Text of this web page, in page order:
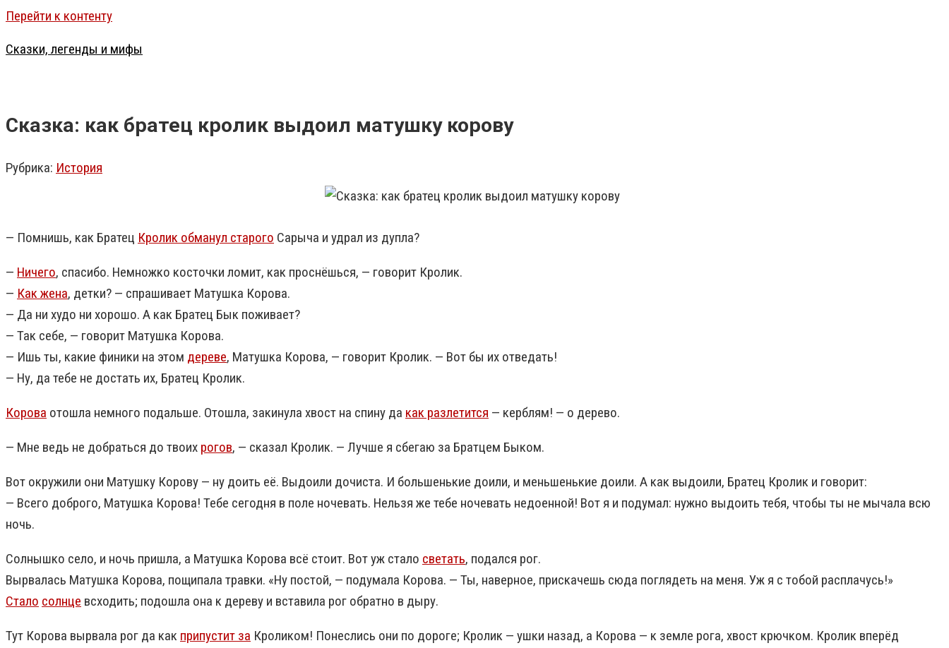
Перейти к контенту
Сказки, легенды и мифы
Сказка: как братец кролик выдоил матушку корову
Рубрика: История
— Помнишь, как Братец Кролик обманул старого Сарыча и удрал из дупла?
— Ничего, спасибо. Немножко косточки ломит, как проснёшься, — говорит Кролик.
— Как жена, детки? — спрашивает Матушка Корова.
— Да ни худо ни хорошо. А как Братец Бык поживает?
— Так себе, — говорит Матушка Корова.
— Ишь ты, какие финики на этом дереве, Матушка Корова, — говорит Кролик. — Вот бы их отведать!
— Ну, да тебе не достать их, Братец Кролик.
Корова отошла немного подальше. Отошла, закинула хвост на спину да как разлетится — керблям! — о дерево.
— Мне ведь не добраться до твоих рогов, — сказал Кролик. — Лучше я сбегаю за Братцем Быком.
Вот окружили они Матушку Корову — ну доить её. Выдоили дочиста. И большенькие доили, и меньшенькие доили. А как выдоили, Братец Кролик и говорит:
— Всего доброго, Матушка Корова! Тебе сегодня в поле ночевать. Нельзя же тебе ночевать недоенной! Вот я и подумал: нужно выдоить тебя, чтобы ты не мычала всю
ночь.
Солнышко село, и ночь пришла, а Матушка Корова всё стоит. Вот уж стало светать, подался рог.
Вырвалась Матушка Корова, пощипала травки. «Ну постой, — подумала Корова. — Ты, наверное, прискачешь сюда поглядеть на меня. Уж я с тобой расплачусь!»
Стало солнце всходить; подошла она к дереву и вставила рог обратно в дыру.
Тут Корова вырвала рог да как припустит за Кроликом! Понеслись они по дороге; Кролик — ушки назад, а Корова — к земле рога, хвост крючком. Кролик вперёд